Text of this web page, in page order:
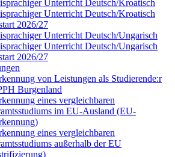
Unterricht Deutsch/Kroatisch
Unterricht Deutsch/Kroatisch
2026/27
Unterricht Deutsch/Ungarisch
Unterricht Deutsch/Ungarisch
2026/27
von Leistungen als Studierende:r
Burgenland
eines vergleichbaren
im EU-Ausland (EU-
eines vergleichbaren
außerhalb der EU